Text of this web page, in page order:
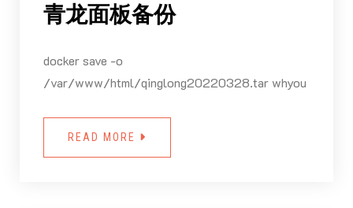
青龙面板备份
docker save -o
/var/www/html/qinglong20220328.tar whyou
READ MORE